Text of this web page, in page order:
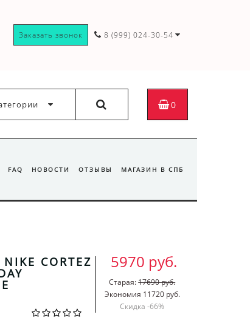
Заказать звонок 8 (999) 024-30-54
0
FAQ НОВОСТИ ОТЗЫВЫ МАГАЗИН В СПБ
CORTEZ 5970 руб.
Старая:17690 руб.
Экономия 11720 руб.
Скидка -66%